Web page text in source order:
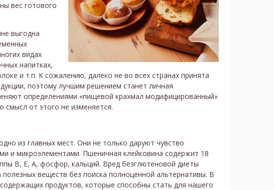
вес готового
выгодна
видах
напитках,
и т.п. К сожалению, далеко не во всех странах принята
поэтому лучшим решением станет личная
определениями «пищевой крахмал модифицированный»
смысл от этого не изменяется.
из главных мест. Они не только даруют чувство
и микроэлементами. Пшеничная клейковина содержит 18
В, Е, А, фосфор, кальций. Вред безглютеновой диеты
веществ без поиска полноценной альтернативы. В
продуктов, которые способны стать для нашего